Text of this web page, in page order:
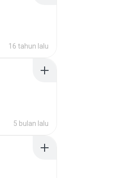
16 tahun lalu
5 bulan lalu